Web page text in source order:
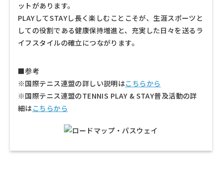
ットがあります。
PLAYしてSTAYし長く楽しむことこそが、生涯スポーツと
しての役割である健康保持増進と、充実した日々を送るラ
イフスタイルの確立につながります。
■参考
※国際テニス連盟の詳しい説明はこちらから
※国際テニス連盟のTENNIS PLAY & STAY普及活動の詳
細はこちらから